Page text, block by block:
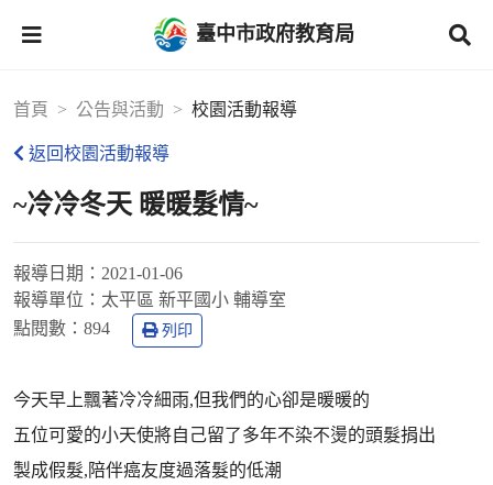
臺中市政府教育局
首頁 公告與活動 校園活動報導
返回校園活動報導
~冷冷冬天 暖暖髮情~
報導日期： 2021-01-06
報導單位： 太平區 新平國小 輔導室
點閱數： 894 列印
今天早上飄著冷冷細雨,但我們的心卻是暖暖的
五位可愛的小天使將自己留了多年不染不燙的頭髮捐出
製成假髮,陪伴癌友度過落髮的低潮